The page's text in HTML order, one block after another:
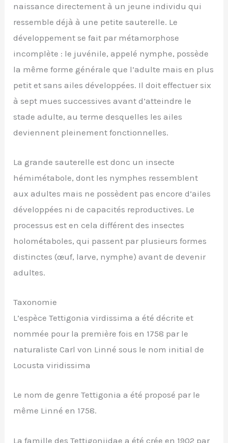
naissance directement à un jeune individu qui
ressemble déjà à une petite sauterelle. Le
développement se fait par métamorphose
incomplète : le juvénile, appelé nymphe, possède
la même forme générale que l’adulte mais en plus
petit et sans ailes développées. Il doit effectuer six
à sept mues successives avant d’atteindre le
stade adulte, au terme desquelles les ailes
deviennent pleinement fonctionnelles.
La grande sauterelle est donc un insecte
hémimétabole, dont les nymphes ressemblent
aux adultes mais ne possèdent pas encore d’ailes
développées ni de capacités reproductives. Le
processus est en cela différent des insectes
holométaboles, qui passent par plusieurs formes
distinctes (œuf, larve, nymphe) avant de devenir
adultes.
Taxonomie
L’espèce Tettigonia virdissima a été décrite et
nommée pour la première fois en 1758 par le
naturaliste Carl von Linné sous le nom initial de
Locusta viridissima
Le nom de genre Tettigonia a été proposé par le
même Linné en 1758.
La famille des Tettigoniidae a été crée en 1902 par